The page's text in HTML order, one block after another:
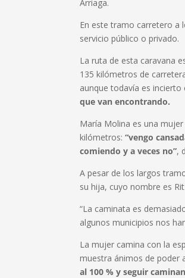
Arriaga.
En este tramo carretero a
servicio público o privado.
La ruta de esta caravana
135 kilómetros de
aunque todavía es
que van encontrando.
María Molina es una
kilómetros:“vengo
comiendo y a veces no”,
A pesar de los largos
su hija, cuyo nombre es
“La caminata es
algunos municipios nos
La mujer camina con la
muestra ánimos de poder
al 100 % y seguir